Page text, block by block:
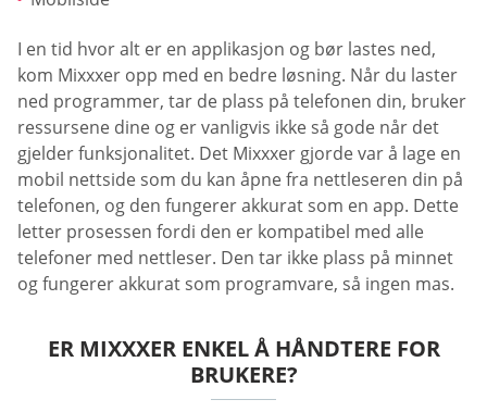
I en tid hvor alt er en applikasjon og bør lastes ned,
kom Mixxxer opp med en bedre løsning. Når du laster
ned programmer, tar de plass på telefonen din, bruker
ressursene dine og er vanligvis ikke så gode når det
gjelder funksjonalitet. Det Mixxxer gjorde var å lage en
mobil nettside som du kan åpne fra nettleseren din på
telefonen, og den fungerer akkurat som en app. Dette
letter prosessen fordi den er kompatibel med alle
telefoner med nettleser. Den tar ikke plass på minnet
og fungerer akkurat som programvare, så ingen mas.
ER MIXXXER ENKEL Å HÅNDTERE FOR
BRUKERE?